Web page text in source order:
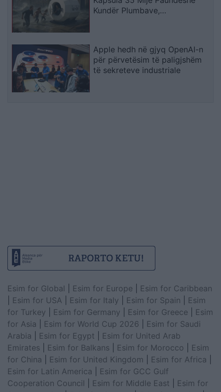
Kundër Plumbave,
Apple hedh në gjyq OpenAI-n
për përvetësim të paligjshëm
të sekreteve industriale
Esim for Global Esim for Europe
Esim for Caribbean
Esim for USA Esim for Italy Esim for Spain
Esim
for Turkey
Esim for Germany Esim for Greece
Esim
for Asia
Esim for World Cup 2026
Esim for Saudi
Arabia
Esim for Egypt
Esim for United Arab
Emirates
Esim for Balkans Esim for Morocco
Esim
for China
Esim for United Kingdom Esim for Africa
Esim for Latin America
Esim for GCC Gulf
Cooperation Council
Esim for Middle East
Esim for